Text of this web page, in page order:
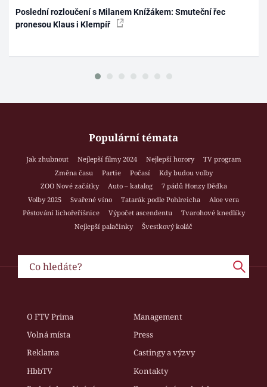
Poslední rozloučení s Milanem Knížákem: Smuteční řec
pronesou Klaus i Klempíř
Populární témata
Jak zhubnout Nejlepší filmy 2024 Nejlepší horory
TV program
Změna času
Partie Počasí
Kdy budou volby
ZOO Nové začátky
Auto – katalog
7 pádů Honzy Dědka
Volby 2025
Svařené víno Tatarák podle Pohlreicha
Aloe vera
Pěstování lichořeřišnice
Výpočet ascendentu
Tvarohové knedlíky
Nejlepší palačinky
Švestkový koláč
O FTV Prima
Management
Volná místa
Press
Reklama
Castingy a výzvy
HbbTV
Kontakty